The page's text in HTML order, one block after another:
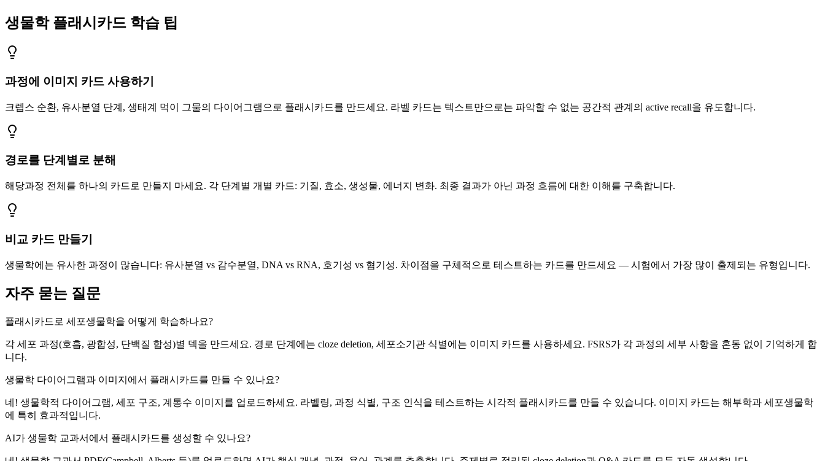
생물학 플래시카드 학습 팁
과정에 이미지 카드 사용하기
크렙스 순환, 유사분열 단계, 생태계 먹이 그물의 다이어그램으로 플래시카드를 만드세요. 라벨 카드는 텍스트만으로는 파악할 수 없는 공간적 관계의 active recall을 유도합니다.
경로를 단계별로 분해
해당과정 전체를 하나의 카드로 만들지 마세요. 각 단계별 개별 카드: 기질, 효소, 생성물, 에너지 변화. 최종 결과가 아닌 과정 흐름에 대한 이해를 구축합니다.
비교 카드 만들기
생물학에는 유사한 과정이 많습니다: 유사분열 vs 감수분열, DNA vs RNA, 호기성 vs 혐기성. 차이점을 구체적으로 테스트하는 카드를 만드세요 — 시험에서 가장 많이 출제되는 유형입니다.
자주 묻는 질문
플래시카드로 세포생물학을 어떻게 학습하나요?
각 세포 과정(호흡, 광합성, 단백질 합성)별 덱을 만드세요. 경로 단계에는 cloze deletion, 세포소기관 식별에는 이미지 카드를 사용하세요. FSRS가 각 과정의 세부 사항을 혼동 없이 기억하게 합
니다.
생물학 다이어그램과 이미지에서 플래시카드를 만들 수 있나요?
네! 생물학적 다이어그램, 세포 구조, 계통수 이미지를 업로드하세요. 라벨링, 과정 식별, 구조 인식을 테스트하는 시각적 플래시카드를 만들 수 있습니다. 이미지 카드는 해부학과 세포생물학
에 특히 효과적입니다.
AI가 생물학 교과서에서 플래시카드를 생성할 수 있나요?